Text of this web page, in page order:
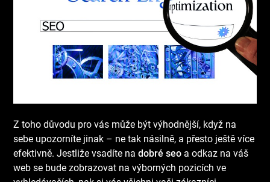
Z toho důvodu pro vás může být výhodnější, když na
sebe upozorníte jinak – ne tak násilně, a přesto ještě více
efektivně. Jestliže vsadíte nadobré seo a odkaz na váš
web se bude zobrazovat na výborných pozicích ve